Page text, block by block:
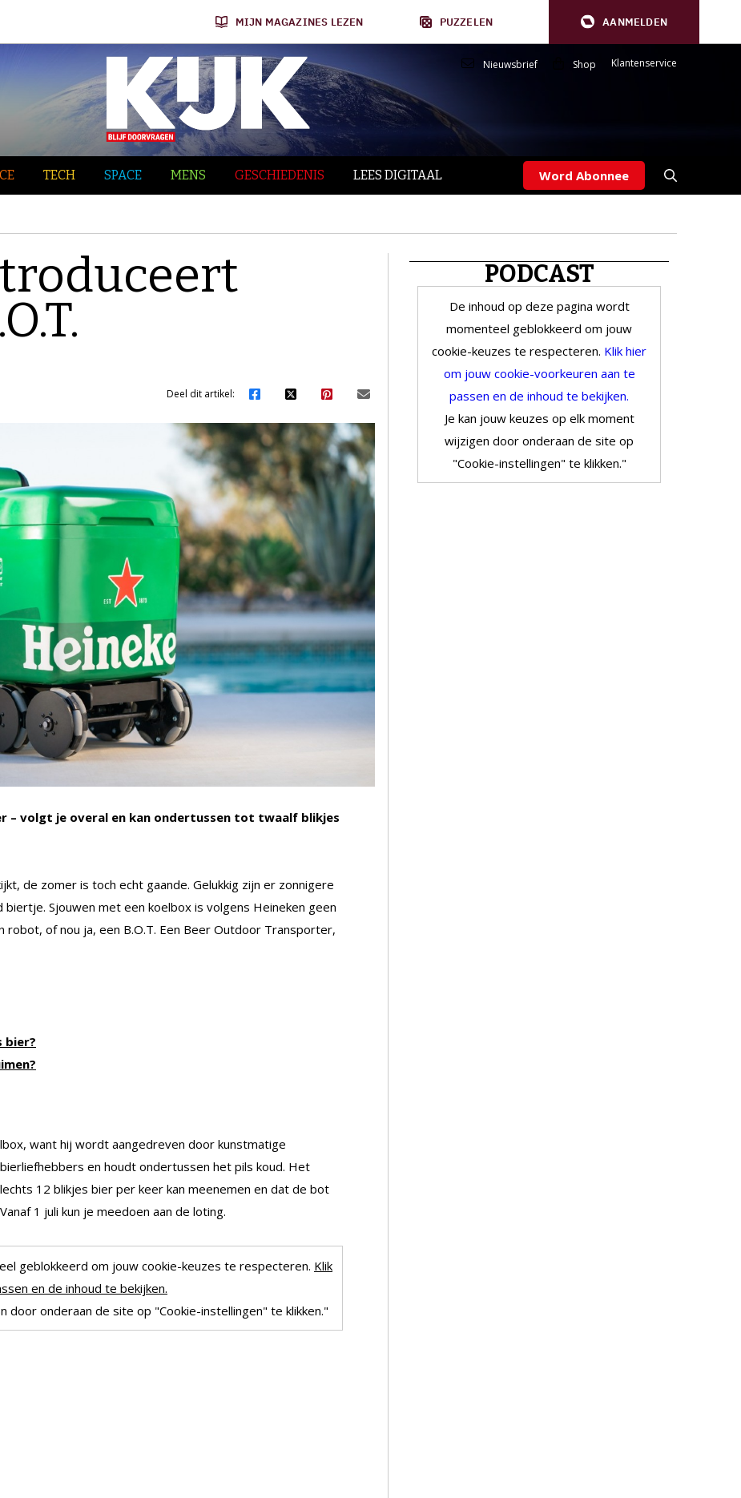
MIJN MAGAZINES LEZEN PUZZELEN AANMELDEN
Nieuwsbrief Shop Klantenservice
TECH SPACE MENS GESCHIEDENIS LEES DIGITAAL Word Abonnee
Deel dit artikel:
– volgt je overal en kan ondertussen tot twaalf blikjes
de zomer is toch echt gaande. Gelukkig zijn er zonnigere
Sjouwen met een koelbox is volgens Heineken geen
of nou ja, een B.O.T. Een Beer Outdoor Transporter,
bier?
want hij wordt aangedreven door kunstmatige
en houdt ondertussen het pils koud. Het
12 blikjes bier per keer kan meenemen en dat de bot
1 juli kun je meedoen aan de loting.
geblokkeerd om jouw cookie-keuzes te respecteren. Klik
en de inhoud te bekijken.
door onderaan de site op "Cookie-instellingen" te klikken."
PODCAST
De inhoud op deze pagina wordt
momenteel geblokkeerd om jouw
cookie-keuzes te respecteren. Klik hier
om jouw cookie-voorkeuren aan te
passen en de inhoud te bekijken.
Je kan jouw keuzes op elk moment
wijzigen door onderaan de site op
"Cookie-instellingen" te klikken."